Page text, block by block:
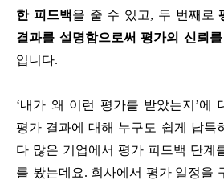
한 피드백을 줄 수 있고, 두 번째로
결과를 설명함으로써 평가의 신뢰
입니다.
‘내가 왜 이런 평가를 받았는지’에
평가 결과에 대해 누구도 쉽게 납득
다 많은 기업에서 평가 피드백 단계
를 봤는데요. 회사에서 평가 일정을